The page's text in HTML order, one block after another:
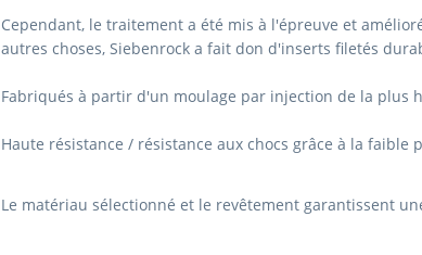
Cependant, le traitement a été mis à l'épreuve et
autres choses, Siebenrock a fait don d'inserts filetés
Fabriqués à partir d'un moulage par injection de la plus
Haute résistance / résistance aux chocs grâce à la
Le matériau sélectionné et le revêtement garantissent